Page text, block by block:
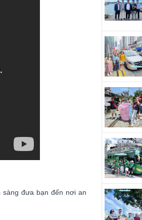
sàng đưa bạn đến nơi an